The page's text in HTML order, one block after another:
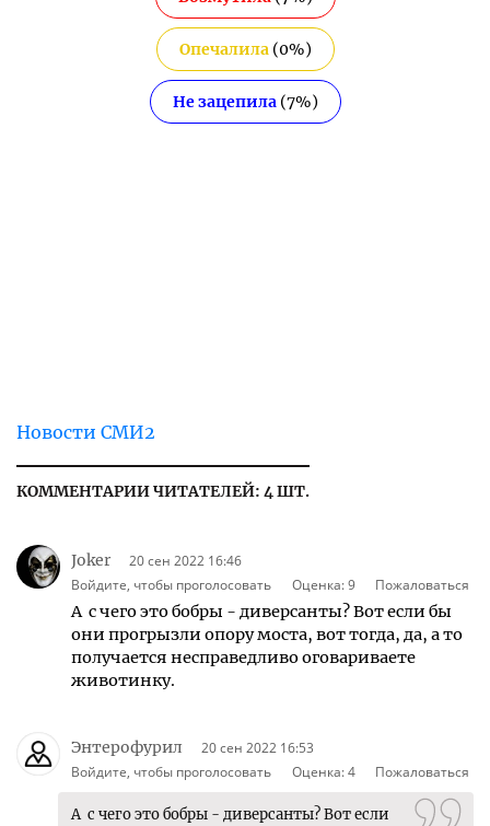
Опечалила(0%)
Не зацепила(7%)
Новости СМИ2
КОММЕНТАРИИ ЧИТАТЕЛЕЙ: 4 ШТ.
Joker
20 сен 2022 16:46
Войдите, чтобы проголосовать
Оценка:9 Пожаловаться
А с чего это бобры - диверсанты? Вот если бы
они прогрызли опору моста, вот тогда, да, а то
получается несправедливо оговариваете
животинку.
Энтерофурил
20 сен 2022 16:53
Войдите, чтобы проголосовать
Оценка:4 Пожаловаться
А с чего это бобры - диверсанты? Вот если